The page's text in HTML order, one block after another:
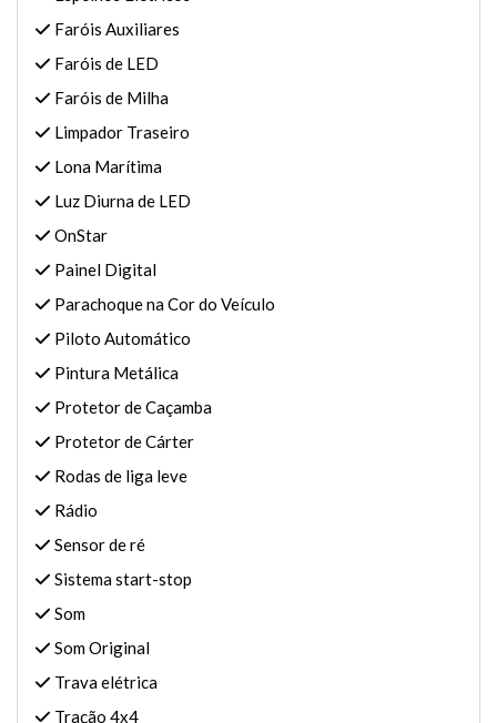
Faróis Auxiliares
Faróis de LED
Faróis de Milha
Limpador Traseiro
Lona Marítima
Luz Diurna de LED
OnStar
Painel Digital
Parachoque na Cor do Veículo
Piloto Automático
Pintura Metálica
Protetor de Caçamba
Protetor de Cárter
Rodas de liga leve
Rádio
Sensor de ré
Sistema start-stop
Som
Som Original
Trava elétrica
Tração 4x4